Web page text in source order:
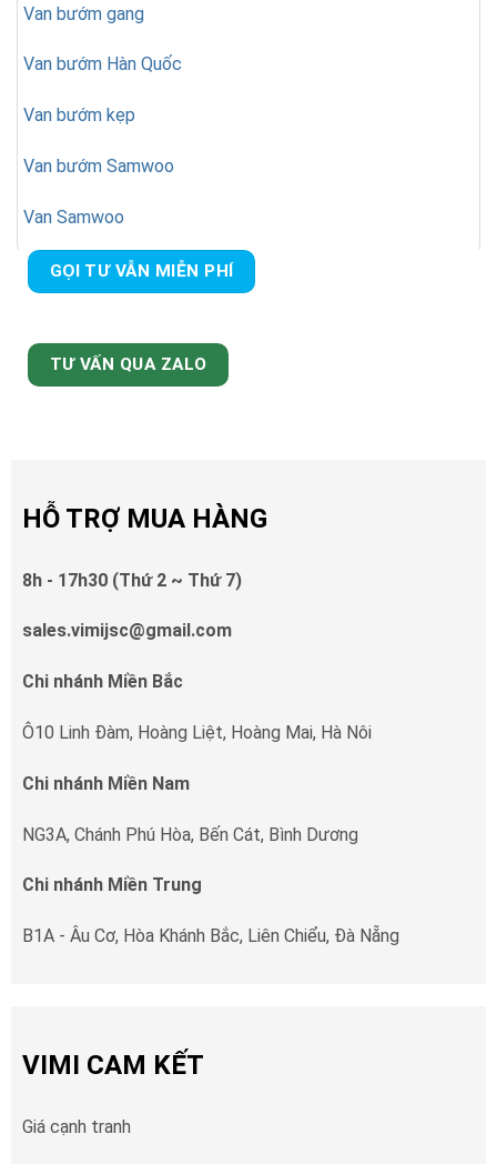
Van bướm gang
Van bướm Hàn Quốc
Van bướm kẹp
Van bướm Samwoo
Van Samwoo
GỌI TƯ VẪN MIỄN PHÍ
TƯ VẤN QUA ZALO
HỖ TRỢ MUA HÀNG
8h - 17h30 (Thứ 2 ~ Thứ 7)
sales.vimijsc@gmail.com
Chi nhánh Miền Bắc
Ô10 Linh Đàm, Hoàng Liệt, Hoàng Mai, Hà Nôi
Chi nhánh Miền Nam
NG3A, Chánh Phú Hòa, Bến Cát, Bình Dương
Chi nhánh Miền Trung
B1A - Âu Cơ, Hòa Khánh Bắc, Liên Chiểu, Đà Nẵng
VIMI CAM KẾT
Giá cạnh tranh